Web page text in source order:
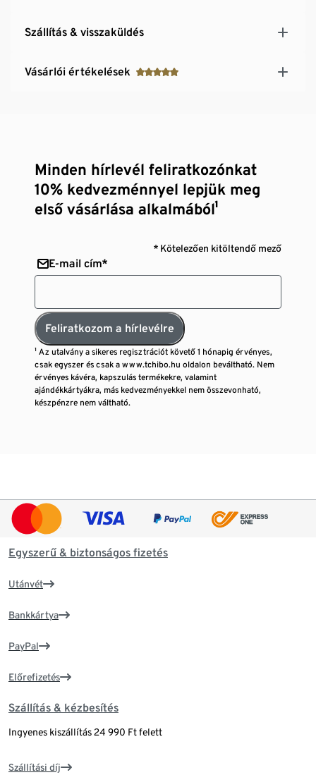
Szállítás & visszaküldés
Vásárlói értékelések
Minden hírlevél feliratkozónkat
10% kedvezménnyel lepjük meg
első vásárlása alkalmából¹
* Kötelezően kitöltendő mező
E-mail cím*
Feliratkozom a hírlevélre
¹ Az utalvány a sikeres regisztrációt követő 1 hónapig érvényes,
csak egyszer és csak a www.tchibo.hu oldalon beváltható. Nem
érvényes kávéra, kapszulás termékekre, valamint
ajándékkártyákra, más kedvezményekkel nem összevonható,
készpénzre nem váltható.
Egyszerű & biztonságos fizetés
Utánvét
Bankkártya
PayPal
Előrefizetés
Szállítás & kézbesítés
Ingyenes kiszállítás 24 990 Ft felett
Szállítási díj